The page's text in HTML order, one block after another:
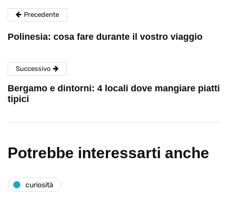
Precedente
Polinesia: cosa fare durante il vostro viaggio
Successivo
Bergamo e dintorni: 4 locali dove mangiare piatti
tipici
Potrebbe interessarti anche
curiosità